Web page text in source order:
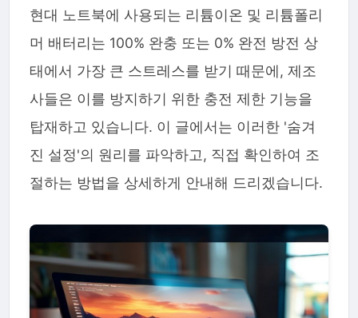
현대 노트북에 사용되는 리튬이온 및 리튬폴리
머 배터리는 100% 완충 또는 0% 완전 방전 상
태에서 가장 큰 스트레스를 받기 때문에, 제조
사들은 이를 방지하기 위한 충전 제한 기능을
탑재하고 있습니다. 이 글에서는 이러한 '숨겨
진 설정'의 원리를 파악하고, 직접 확인하여 조
절하는 방법을 상세하게 안내해 드리겠습니다.